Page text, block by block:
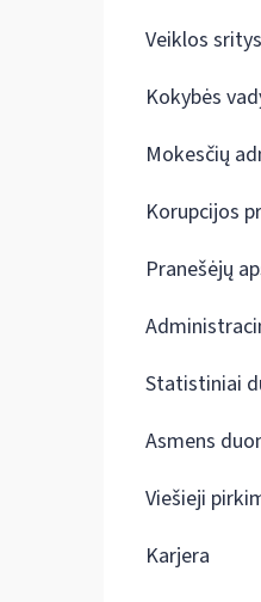
Veiklos sritys
Kokybės
Mokesčių
Korupcijos
Pranešėjų
Statistiniai
Asmens
Viešieji
Karjera